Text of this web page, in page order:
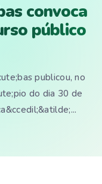
convoca
público
publicou, no
do dia 30 de